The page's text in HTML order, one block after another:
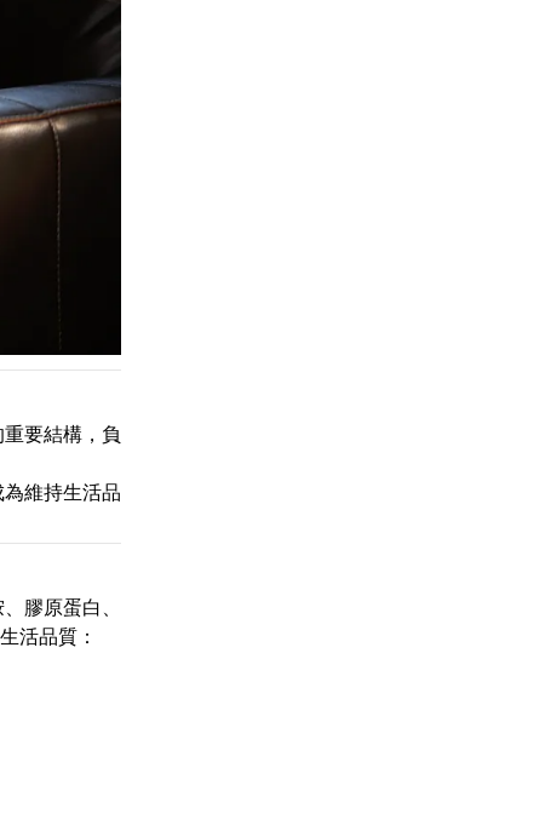
要結構，負
維持生活品
膠原蛋白、
活品質：